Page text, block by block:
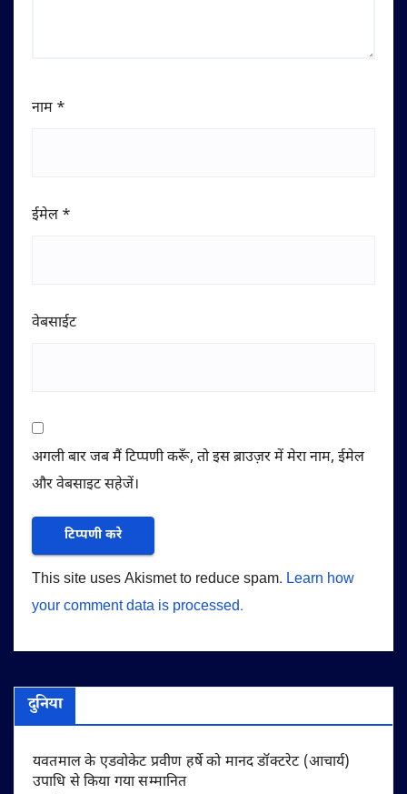
नाम *
ईमेल *
वेबसाईट
अगली बार जब मैं टिप्पणी करूँ, तो इस ब्राउज़र में मेरा नाम, ईमेल
और वेबसाइट सहेजें।
This site uses Akismet to reduce spam. Learn how
your comment data is processed.
दुनिया
यवतमाल के एडवोकेट प्रवीण हर्षे को मानद डॉक्टरेट (आचार्य)
उपाधि से किया गया सम्मानित